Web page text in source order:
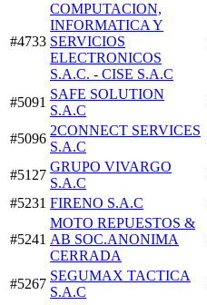
#4733
COMPUTACION,
INFORMATICA Y
SERVICIOS
ELECTRONICOS
S.A.C. - CISE S.A.C
#5091
SAFE SOLUTION
S.A.C
#5096
2CONNECT SERVICES
S.A.C
#5127
GRUPO VIVARGO
S.A.C
#5231 FIRENO S.A.C
#5241
MOTO REPUESTOS &
AB SOC.ANONIMA
CERRADA
#5267
SEGUMAX TACTICA
S.A.C